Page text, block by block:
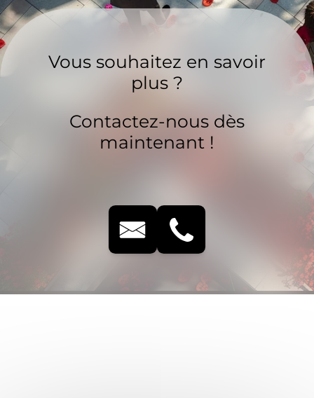
Vous souhaitez en savoir
plus ?
Contactez-nous dès
maintenant !